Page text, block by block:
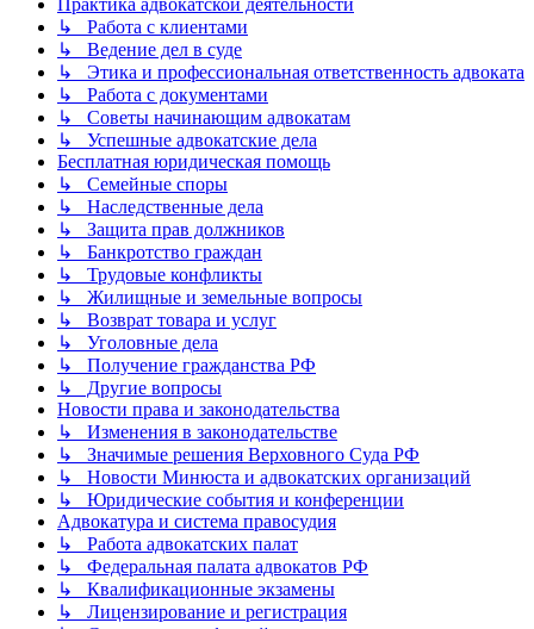
↳ Работа с клиентами
↳ Ведение дел в суде
↳ Этика и профессиональная ответственность адвоката
↳ Работа с документами
↳ Советы начинающим адвокатам
↳ Успешные адвокатские дела
Бесплатная юридическая помощь
↳ Семейные споры
↳ Наследственные дела
↳ Защита прав должников
↳ Банкротство граждан
↳ Трудовые конфликты
↳ Жилищные и земельные вопросы
↳ Возврат товара и услуг
↳ Уголовные дела
↳ Получение гражданства РФ
↳ Другие вопросы
Новости права и законодательства
↳ Изменения в законодательстве
↳ Значимые решения Верховного Суда РФ
↳ Новости Минюста и адвокатских организаций
↳ Юридические события и конференции
Адвокатура и система правосудия
↳ Работа адвокатских палат
↳ Федеральная палата адвокатов РФ
↳ Квалификационные экзамены
↳ Лицензирование и регистрация